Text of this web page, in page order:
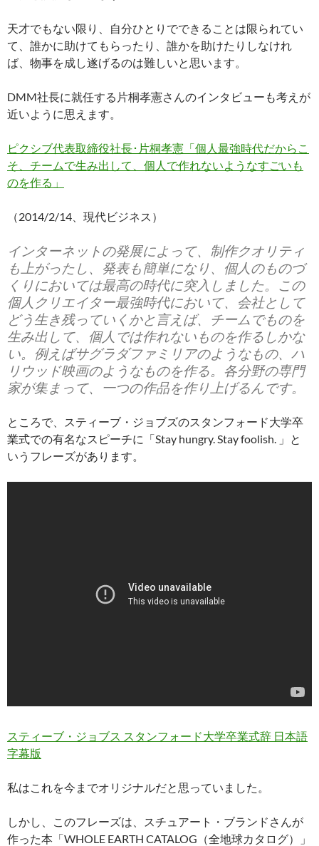
天才でもない限り、自分ひとりでできることは限られてい
て、誰かに助けてもらったり、誰かを助けたりしなけれ
ば、物事を成し遂げるのは難しいと思います。
DMM社長に就任する片桐孝憲さんのインタビューも考えが
近いように思えます。
ピクシブ代表取締役社長･片桐孝憲「個人最強時代だからこ
そ、チームで生み出して、個人で作れないようなすごいも
のを作る」
（2014/2/14、現代ビジネス）
インターネットの発展によって、制作クオリティ
も上がったし、発表も簡単になり、個人のものづ
くりにおいては最高の時代に突入しました。この
個人クリエイター最強時代において、会社として
どう生き残っていくかと言えば、チームでものを
生み出して、個人では作れないものを作るしかな
い。例えばサグラダファミリアのようなもの、ハ
リウッド映画のようなものを作る。各分野の専門
家が集まって、一つの作品を作り上げるんです。
ところで、スティーブ・ジョブズのスタンフォード大学卒
業式での有名なスピーチに「Stay hungry. Stay foolish. 」と
いうフレーズがあります。
スティーブ・ジョブス スタンフォード大学卒業式辞 日本語
字幕版
私はこれを今までオリジナルだと思っていました。
しかし、このフレーズは、スチュアート・ブランドさんが
作った本「WHOLE EARTH CATALOG（全地球カタログ）」